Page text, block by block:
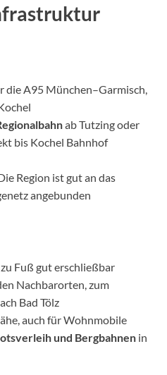
die A95 München–Garmisch,
ab Tutzing oder
bis Kochel Bahnhof
Region ist gut an das
angebunden
Fuß gut erschließbar
Nachbarorten, zum
Bad Tölz
auch für Wohnmobile
und Bergbahnen in